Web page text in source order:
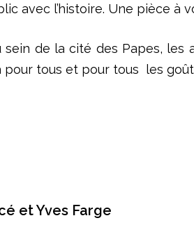
avec l’histoire. Une pièce à
de la cité des Papes,
tous et pour tous les
et Yves Farge